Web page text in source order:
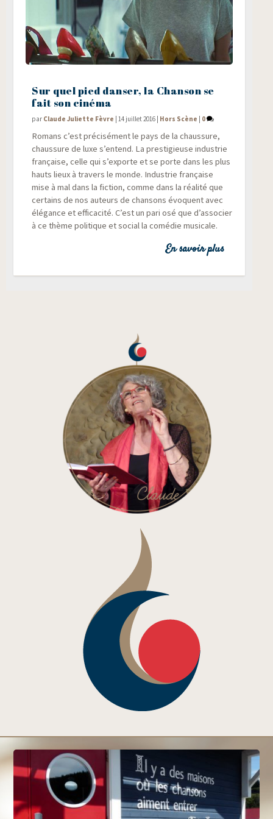
Sur quel pied danser, la Chanson se
fait son cinéma
par Claude Juliette Fèvre | 14 juillet 2016 | Hors Scène | 0
Romans c’est pré­ci­sé­ment le pays de la chaus­sure,
chaus­sure de luxe s’entend. La pres­ti­gieuse indus­trie
fran­çaise, celle qui s’exporte et se porte dans les plus
hauts lieux à tra­vers le monde. Indus­trie fran­çaise
mise à mal dans la fic­tion, comme dans la réa­li­té que
cer­tains de nos auteurs de chan­sons évoquent avec
élé­gance et effi­ca­ci­té. C’est un pari osé que d’associer
à ce thème poli­tique et social la comé­die musicale.
En savoir plus